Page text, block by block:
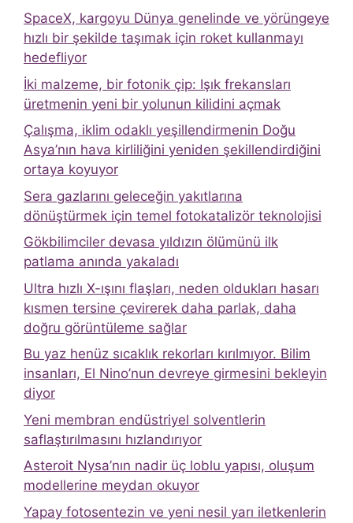
SpaceX, kargoyu Dünya genelinde ve yörüngeye
hızlı bir şekilde taşımak için roket kullanmayı
hedefliyor
İki malzeme, bir fotonik çip: Işık frekansları
üretmenin yeni bir yolunun kilidini açmak
Çalışma, iklim odaklı yeşillendirmenin Doğu
Asya’nın hava kirliliğini yeniden şekillendirdiğini
ortaya koyuyor
Sera gazlarını geleceğin yakıtlarına
dönüştürmek için temel fotokatalizör teknolojisi
Gökbilimciler devasa yıldızın ölümünü ilk
patlama anında yakaladı
Ultra hızlı X-ışını flaşları, neden oldukları hasarı
kısmen tersine çevirerek daha parlak, daha
doğru görüntüleme sağlar
Bu yaz henüz sıcaklık rekorları kırılmıyor. Bilim
insanları, El Nino’nun devreye girmesini bekleyin
diyor
Yeni membran endüstriyel solventlerin
saflaştırılmasını hızlandırıyor
Asteroit Nysa’nın nadir üç loblu yapısı, oluşum
modellerine meydan okuyor
Yapay fotosentezin ve yeni nesil yarı iletkenlerin